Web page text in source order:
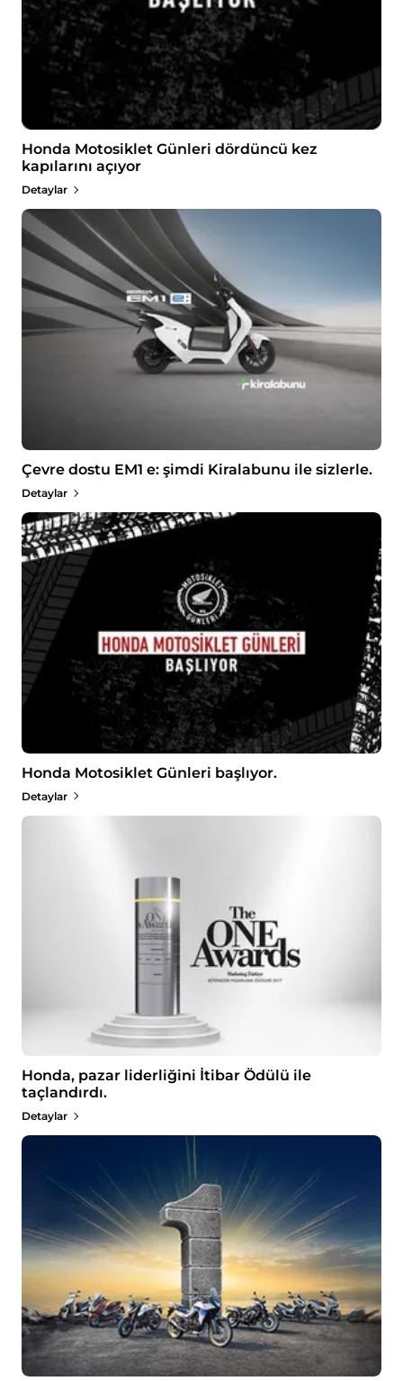
Honda Motosiklet Günleri dördüncü kez
kapılarını açıyor
Detaylar
Çevre dostu EM1 e: şimdi Kiralabunu ile sizlerle.
Detaylar
Honda Motosiklet Günleri başlıyor.
Detaylar
Honda, pazar liderliğini İtibar Ödülü ile
taçlandırdı.
Detaylar